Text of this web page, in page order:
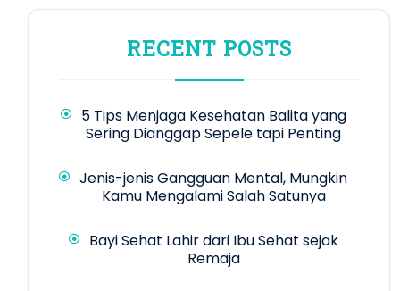
RECENT POSTS
5 Tips Menjaga Kesehatan Balita yang
Sering Dianggap Sepele tapi Penting
Jenis-jenis Gangguan Mental, Mungkin
Kamu Mengalami Salah Satunya
Bayi Sehat Lahir dari Ibu Sehat sejak
Remaja